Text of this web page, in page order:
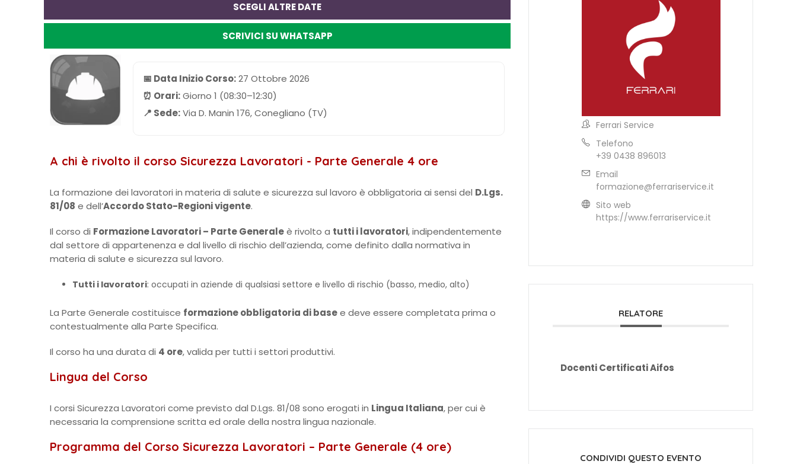
SCEGLI ALTRE DATE
SCRIVICI SU WHATSAPP
📅 Data Inizio Corso:27 Ottobre 2026
⏰ Orari:Giorno 1 (08:30–12:30)
📍 Sede:Via D. Manin 176, Conegliano (TV)
A chi è rivolto il corso Sicurezza Lavoratori - Parte Generale 4 ore
La formazione dei lavoratori in materia di salute e sicurezza sul lavoro è obbligatoria ai sensi del D.Lgs.
81/08 e dell’Accordo Stato-Regioni vigente.
Il corso di Formazione Lavoratori – Parte Generaleè rivolto a tutti i lavoratori, indipendentemente
dal settore di appartenenza e dal livello di rischio dell’azienda, come definito dalla normativa in
materia di salute e sicurezza sul lavoro.
Tutti i lavoratori: occupati in aziende di qualsiasi settore e livello di rischio (basso, medio, alto)
La Parte Generale costituisce formazione obbligatoria di basee deve essere completata prima o
contestualmente alla Parte Specifica.
Il corso ha una durata di 4 ore, valida per tutti i settori produttivi.
Lingua del Corso
I corsi Sicurezza Lavoratori come previsto dal D.Lgs. 81/08 sono erogati in Lingua Italiana, per cui è
necessaria la comprensione scritta ed orale della nostra lingua nazionale.
Programma del Corso Sicurezza Lavoratori – Parte Generale (4 ore)
Ferrari Service
Telefono
+39 0438 896013
Email
formazione@ferrariservice.it
Sito web
https://www.ferrariservice.it
RELATORE
Docenti Certificati Aifos
CONDIVIDI QUESTO EVENTO